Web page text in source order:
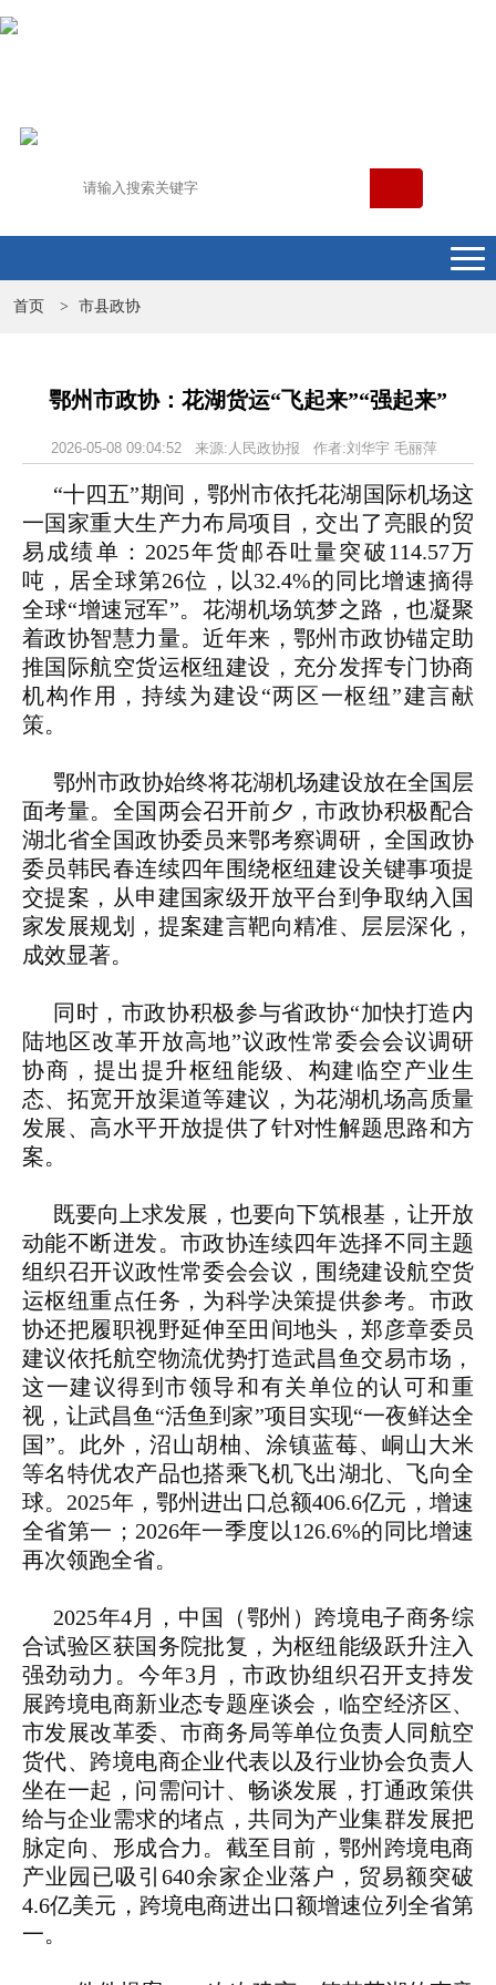
首页 > 市县政协
鄂州市政协：花湖货运“飞起来”“强起来”
2026-05-08 09:04:52 来源:人民政协报 作者:刘华宇 毛丽萍
“十四五”期间，鄂州市依托花湖国际机场这
一国家重大生产力布局项目，交出了亮眼的贸
易成绩单：2025年货邮吞吐量突破114.57万
吨，居全球第26位，以32.4%的同比增速摘得
全球“增速冠军”。花湖机场筑梦之路，也凝聚
着政协智慧力量。近年来，鄂州市政协锚定助
推国际航空货运枢纽建设，充分发挥专门协商
机构作用，持续为建设“两区一枢纽”建言献
策。
鄂州市政协始终将花湖机场建设放在全国层
面考量。全国两会召开前夕，市政协积极配合
湖北省全国政协委员来鄂考察调研，全国政协
委员韩民春连续四年围绕枢纽建设关键事项提
交提案，从申建国家级开放平台到争取纳入国
家发展规划，提案建言靶向精准、层层深化，
成效显著。
同时，市政协积极参与省政协“加快打造内
陆地区改革开放高地”议政性常委会会议调研
协商，提出提升枢纽能级、构建临空产业生
态、拓宽开放渠道等建议，为花湖机场高质量
发展、高水平开放提供了针对性解题思路和方
案。
既要向上求发展，也要向下筑根基，让开放
动能不断迸发。市政协连续四年选择不同主题
组织召开议政性常委会会议，围绕建设航空货
运枢纽重点任务，为科学决策提供参考。市政
协还把履职视野延伸至田间地头，郑彦章委员
建议依托航空物流优势打造武昌鱼交易市场，
这一建议得到市领导和有关单位的认可和重
视，让武昌鱼“活鱼到家”项目实现“一夜鲜达全
国”。此外，沼山胡柚、涂镇蓝莓、峒山大米
等名特优农产品也搭乘飞机飞出湖北、飞向全
球。2025年，鄂州进出口总额406.6亿元，增速
全省第一；2026年一季度以126.6%的同比增速
再次领跑全省。
2025年4月，中国（鄂州）跨境电子商务综
合试验区获国务院批复，为枢纽能级跃升注入
强劲动力。今年3月，市政协组织召开支持发
展跨境电商新业态专题座谈会，临空经济区、
市发展改革委、市商务局等单位负责人同航空
货代、跨境电商企业代表以及行业协会负责人
坐在一起，问需问计、畅谈发展，打通政策供
给与企业需求的堵点，共同为产业集群发展把
脉定向、形成合力。截至目前，鄂州跨境电商
产业园已吸引640余家企业落户，贸易额突破
4.6亿美元，跨境电商进出口额增速位列全省第
一。